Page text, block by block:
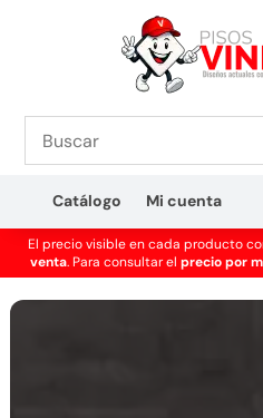
Catálogo Mi cuenta
El precio visible en cada producto
venta. Para consultar el precio por